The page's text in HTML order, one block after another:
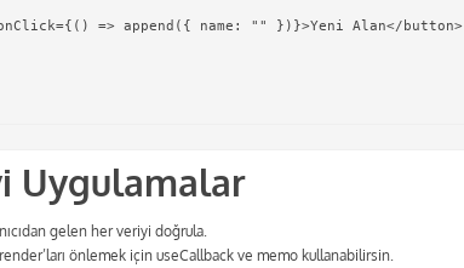
=> append({ name: "" })}>Yeni Alan</button>
Uygulamalar
gelen her veriyi doğrula.
önlemek için useCallback ve memo kullanabilirsin.